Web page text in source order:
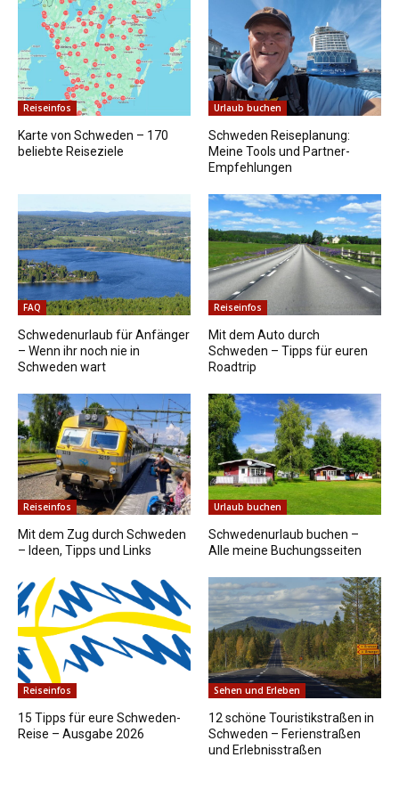
Reiseinfos
Karte von Schweden – 170
beliebte Reiseziele
Urlaub buchen
Schweden Reiseplanung:
Meine Tools und Partner-
Empfehlungen
FAQ
Schwedenurlaub für Anfänger
– Wenn ihr noch nie in
Schweden wart
Reiseinfos
Mit dem Auto durch
Schweden – Tipps für euren
Roadtrip
Reiseinfos
Mit dem Zug durch Schweden
– Ideen, Tipps und Links
Urlaub buchen
Schwedenurlaub buchen –
Alle meine Buchungsseiten
Reiseinfos
15 Tipps für eure Schweden-
Reise – Ausgabe 2026
Sehen und Erleben
12 schöne Touristikstraßen in
Schweden – Ferienstraßen
und Erlebnisstraßen